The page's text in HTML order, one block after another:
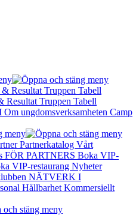
& Resultat Truppen Tabell
Resultat Truppen Tabell
Om ungdomsverksamheten Camp
Partnerkatalog Vårt
FÖR PARTNERS Boka VIP-
VIP-restaurang Nyheter
NÄTVERK I
Hållbarhet Kommersiellt